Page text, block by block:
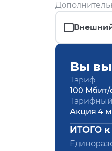
Вы
Тариф
100 Мбит/
Акция 4
ИТОГО к